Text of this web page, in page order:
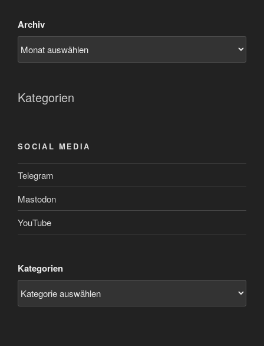
Archiv
Kategorien
SOCIAL MEDIA
Telegram
Mastodon
YouTube
Kategorien